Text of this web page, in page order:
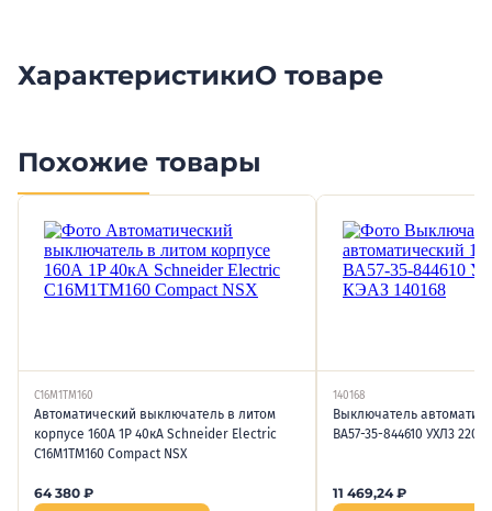
ХарактеристикиО товаре
Похожие товары
C16M1TM160
Автоматический выключатель в литом
корпусе 160А 1P 40кА Schneider Electric
C16M1TM160 Сompact NSX
64 380 ₽
140168
Выключатель
ВА57-35-844610 УХЛ3 220В
11 469,24₽